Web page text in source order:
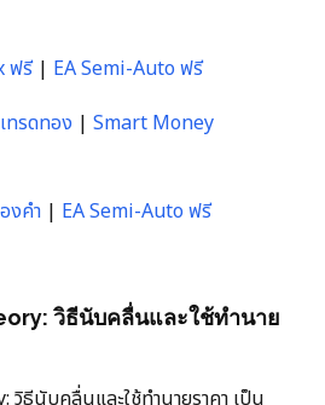
ฟรี| EA Semi-Auto ฟรี
รดทอง | Smart Money
งคำ | EA Semi-Auto ฟรี
วิธีนับคลื่นและใช้ทำนาย
ธีนับคลื่นและใช้ทำนายราคา เป็น